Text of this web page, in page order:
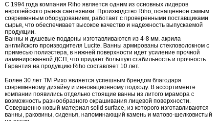
С 1994 года компания Riho является одним из основных лидеров
европейского рынка сантехники. Производство Riho, оснащенное самым
современным оборудованием, работает с проверенными поставщиками
сырья, что обеспечивает высокое качество и надежность выпускаемой
продукции.
Ванны и душевые поддоны изготавливаются из 4-8 мм. акрила
английского производителя Lucite. Ванны армированы стекловолокном с
примесью полиэстера, в нижней поверхности идет усиление прочной
ламинированной ДСП, что придает большую стабильность и прочность.
Гарантия на продукцию Riho составляет 10 лет.
Более 30 лет ТМ Рихо является успешным брендом благодаря
современному дизайну и инновационному подходу. В ассортименте
компании появились отдельно стоящие ванны из литого мрамора с
возможность разнообразного окрашивания лицевой поверхности.
Совершенно новый материал solid surface, из которого изготавливаются
ванны, раковины, сиденья, напоминающий камень и матово-шелковистый